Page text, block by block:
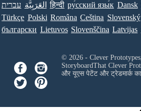
עברית العَرَبِيَّة हिन्दी ру́сский язы́к Dansk
Türkçe Polski Româna Ceština Slovenský
български Lietuvos Slovenščina Latvijas
© 2026 - Clever Prototypes,
StoryboardThat Clever
और यूएस पेटेंट और ट्रेडमार्क